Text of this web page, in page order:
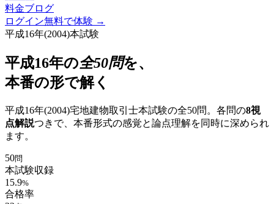
料金ブログ
ログイン無料で体験 →
平成16年(2004)本試験
平成16年の全50問を、
本番の形で解く
平成16年(2004)宅地建物取引士本試験の全50問。各問の8視
点解説つきで、本番形式の感覚と論点理解を同時に深められ
ます。
50問
本試験収録
15.9%
合格率